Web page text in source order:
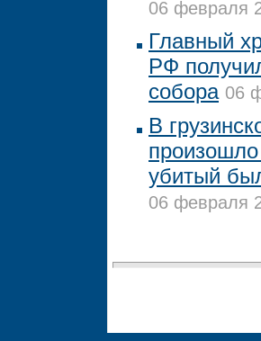
06 февраля
Главный
РФ
собора 06
В
убитый
06 февраля